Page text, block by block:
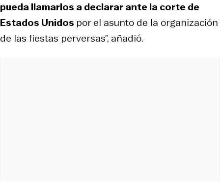
pueda llamarlos a declarar ante la corte de
Estados Unidos por el asunto de la organización
de las fiestas perversas”, añadió.